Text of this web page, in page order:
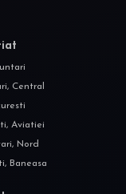
Central
Aviatiei
Nord
Baneasa